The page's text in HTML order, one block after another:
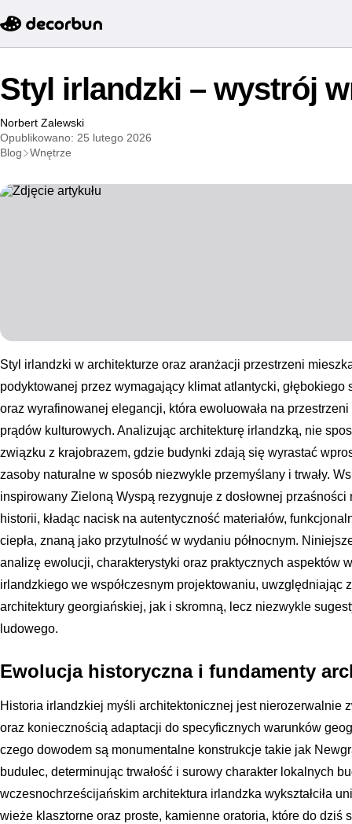
Styl irlandzki – wystrój
Norbert Zalewski
Opublikowano: 25 lutego 2026
Blog
Wnętrze
Styl irlandzki w architekturze oraz aranżacji przestrzeni
podyktowanej przez wymagający klimat atlantycki,
oraz wyrafinowanej elegancji, która ewoluowała na
prądów kulturowych. Analizując architekturę irlandzką, nie
związku z krajobrazem, gdzie budynki zdają się wyrastać
zasoby naturalne w sposób niezwykle przemyślany i trwały.
inspirowany Zieloną Wyspą rezygnuje z dosłownej
historii, kładąc nacisk na autentyczność materiałów,
ciepła, znaną jako przytulność w wydaniu północnym.
analizę ewolucji, charakterystyki oraz praktycznych aspektów
irlandzkiego we współczesnym projektowaniu, uwzględniając
architektury georgiańskiej, jak i skromną, lecz niezwykle
ludowego.
Ewolucja historyczna i fundamenty
Historia irlandzkiej myśli architektonicznej jest nierozerwalnie
oraz koniecznością adaptacji do specyficznych warunków
czego dowodem są monumentalne konstrukcje takie jak
budulec, determinując trwałość i surowy charakter lokalnych
wczesnochrześcijańskim architektura irlandzka wykształciła
wieże klasztorne oraz proste, kamienne oratoria, które do dziś